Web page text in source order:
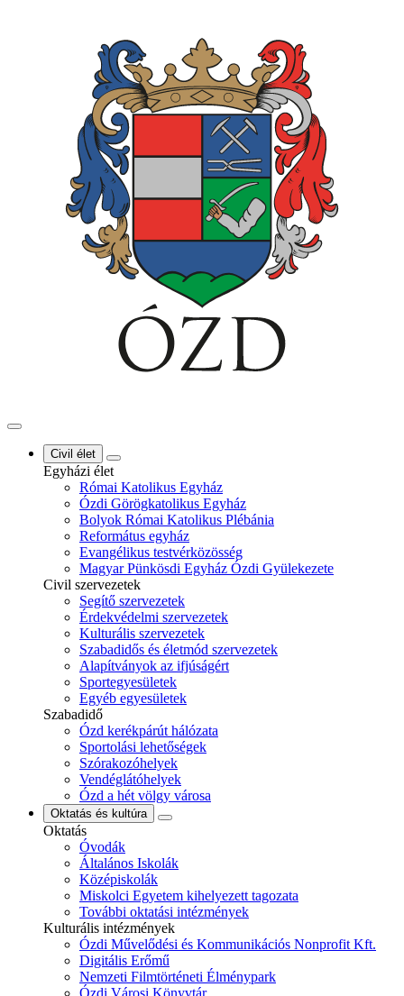
Civil élet
Egyházi élet
Római Katolikus Egyház
Ózdi Görögkatolikus Egyház
Bolyok Római Katolikus Plébánia
Református egyház
Evangélikus testvérközösség
Magyar Pünkösdi Egyház Ózdi Gyülekezete
Civil szervezetek
Segítő szervezetek
Érdekvédelmi szervezetek
Kulturális szervezetek
Szabadidős és életmód szervezetek
Alapítványok az ifjúságért
Sportegyesületek
Egyéb egyesületek
Szabadidő
Ózd kerékpárút hálózata
Sportolási lehetőségek
Szórakozóhelyek
Vendéglátóhelyek
Ózd a hét völgy városa
Oktatás és kultúra
Oktatás
Óvodák
Általános Iskolák
Középiskolák
Miskolci Egyetem kihelyezett tagozata
További oktatási intézmények
Kulturális intézmények
Ózdi Művelődési és Kommunikációs Nonprofit Kft.
Digitális Erőmű
Nemzeti Filmtörténeti Élménypark